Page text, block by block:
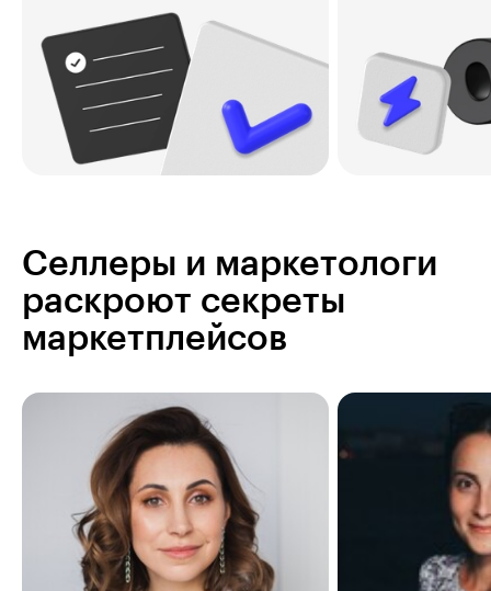
Селлеры и маркетологи
раскроют секреты
маркетплейсов